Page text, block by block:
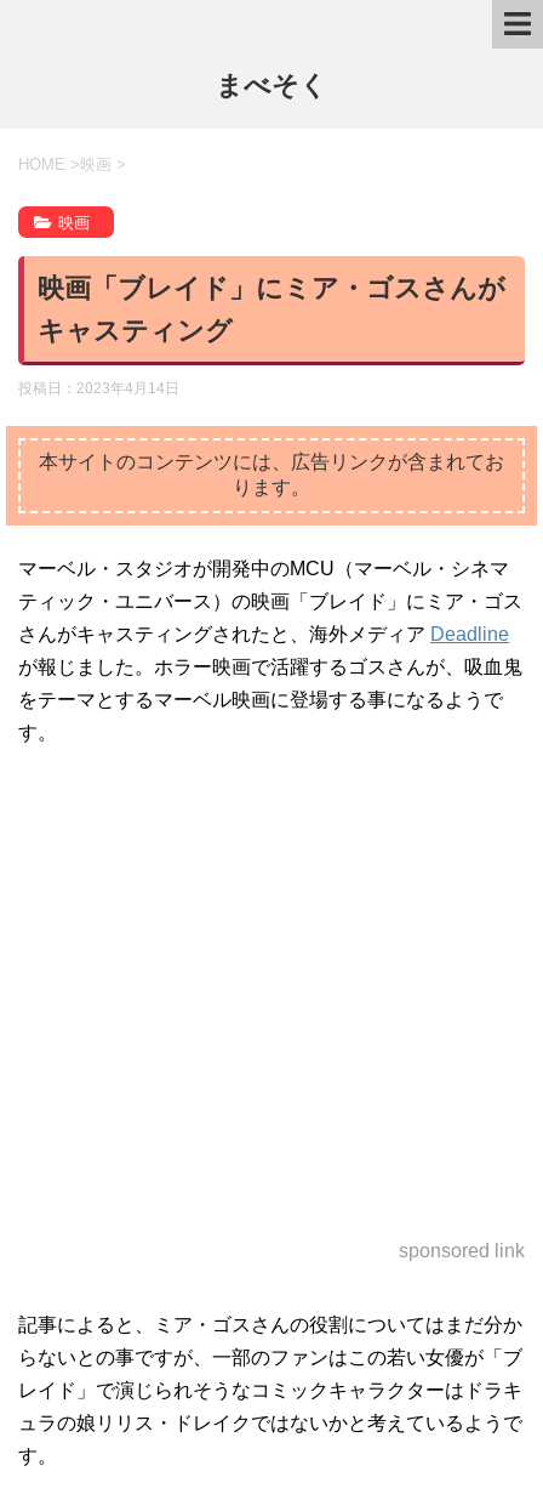
まべそく
HOME > 映画 >
映画
映画「ブレイド」にミア・ゴスさんが
キャスティング
投稿日： 2023年4月14日
本サイトのコンテンツには、広告リンクが含まれてお
ります。
マーベル・スタジオが開発中のMCU（マーベル・シネマ
ティック・ユニバース）の映画「ブレイド」にミア・ゴス
さんがキャスティングされたと、海外メディア Deadline
が報じました。ホラー映画で活躍するゴスさんが、吸血鬼
をテーマとするマーベル映画に登場する事になるようで
す。
sponsored link
記事によると、ミア・ゴスさんの役割についてはまだ分か
らないとの事ですが、一部のファンはこの若い女優が「ブ
レイド」で演じられそうなコミックキャラクターはドラキ
ュラの娘リリス・ドレイクではないかと考えているようで
す。